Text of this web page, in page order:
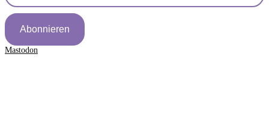
Abonnieren
Mastodon